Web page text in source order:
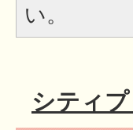
い。
シティ